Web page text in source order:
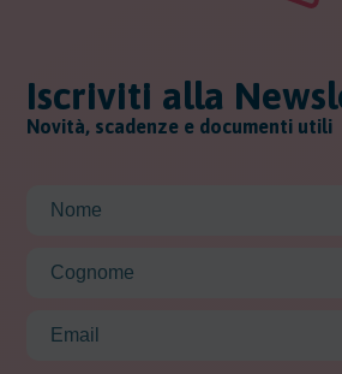
Iscriviti alla
Novità, scadenze e documenti utili